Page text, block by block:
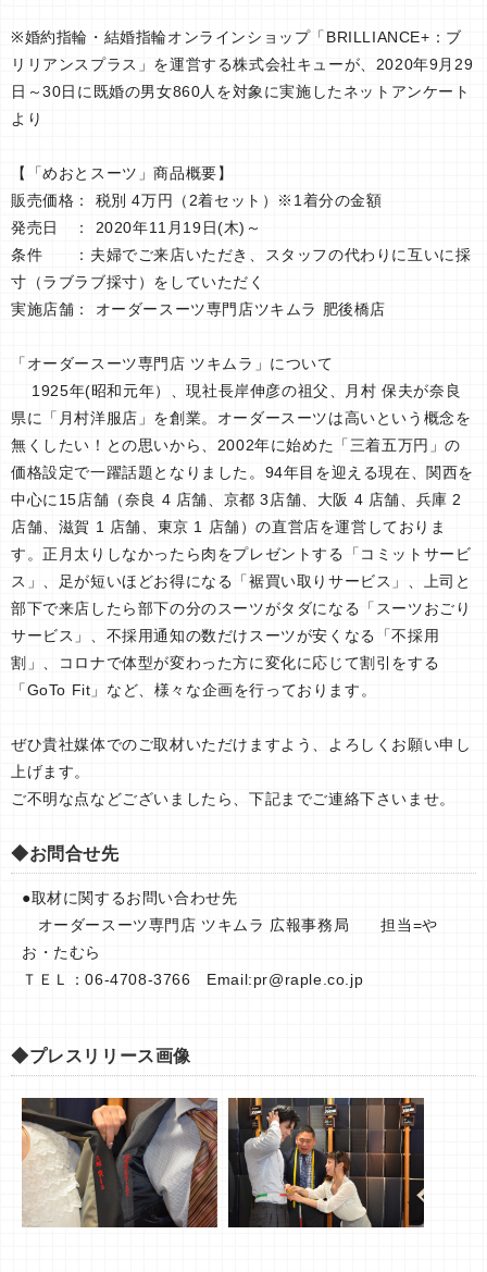
※婚約指輪・結婚指輪オンラインショップ「BRILLIANCE+：ブ
リリアンスプラス」を運営する株式会社キューが、2020年9月29
日～30日に既婚の男女860人を対象に実施したネットアンケート
より
【「めおとスーツ」商品概要】
販売価格： 税別 4万円（2着セット）※1着分の金額
発売日 ： 2020年11月19日(木)～
条件 ：夫婦でご来店いただき、スタッフの代わりに互いに採
寸（ラブラブ採寸）をしていただく
実施店舗： オーダースーツ専門店ツキムラ 肥後橋店
「オーダースーツ専門店 ツキムラ」について
1925年(昭和元年）、現社長岸伸彦の祖父、月村 保夫が奈良
県に「月村洋服店」を創業。オーダースーツは高いという概念を
無くしたい！との思いから、2002年に始めた「三着五万円」の
価格設定で一躍話題となりました。94年目を迎える現在、関西を
中心に15店舗（奈良 4 店舗、京都 3店舗、大阪 4 店舗、兵庫 2
店舗、滋賀 1 店舗、東京 1 店舗）の直営店を運営しておりま
す。正月太りしなかったら肉をプレゼントする「コミットサービ
ス」、足が短いほどお得になる「裾買い取りサービス」、上司と
部下で来店したら部下の分のスーツがタダになる「スーツおごり
サービス」、不採用通知の数だけスーツが安くなる「不採用
割」、コロナで体型が変わった方に変化に応じて割引をする
「GoTo Fit」など、様々な企画を行っております。
ぜひ貴社媒体でのご取材いただけますよう、よろしくお願い申し
上げます。
ご不明な点などございましたら、下記までご連絡下さいませ。
◆お問合せ先
●取材に関するお問い合わせ先
オーダースーツ専門店 ツキムラ 広報事務局 担当=や
お・たむら
ＴＥＬ：06-4708-3766 Email:pr@raple.co.jp
◆プレスリリース画像